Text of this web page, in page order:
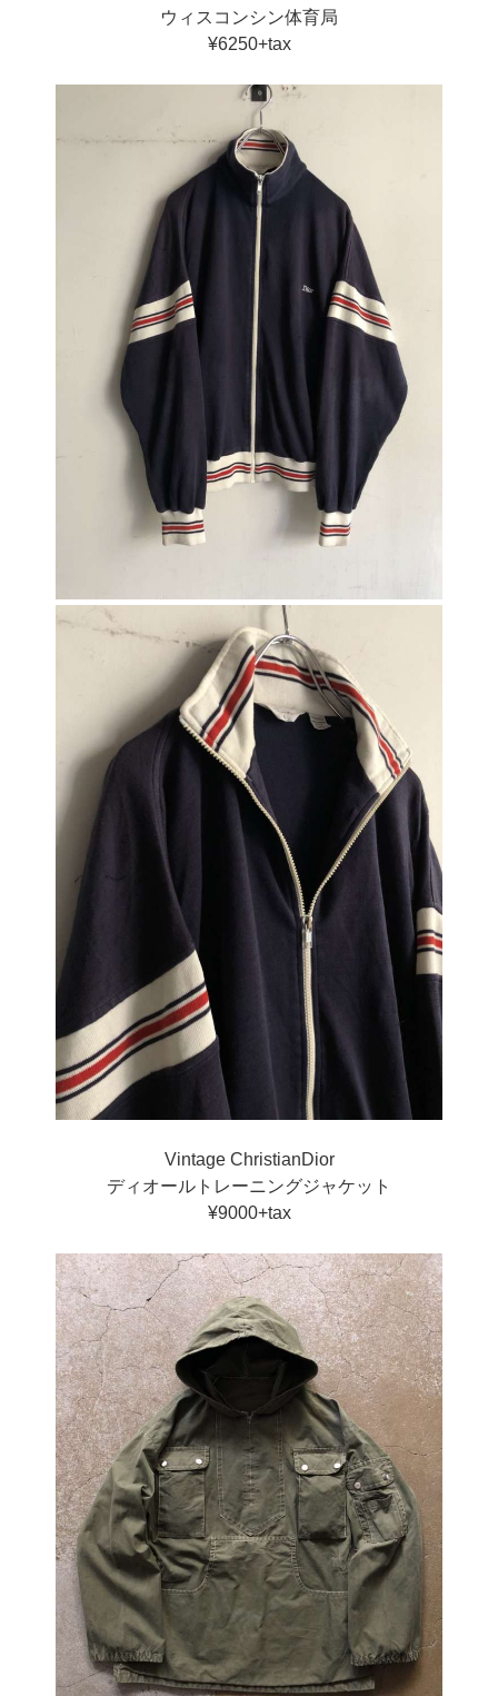
ウィスコンシン体育局
¥6250+tax
Vintage ChristianDior
ディオールトレーニングジャケット
¥9000+tax